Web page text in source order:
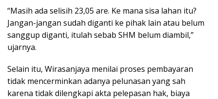
“Masih ada selisih 23,05 are. Ke mana sisa lahan itu?
Jangan-jangan sudah diganti ke pihak lain atau belum
sanggup diganti, itulah sebab SHM belum diambil,”
ujarnya.
Selain itu, Wirasanjaya menilai proses pembayaran
tidak mencerminkan adanya pelunasan yang sah
karena tidak dilengkapi akta pelepasan hak, biaya